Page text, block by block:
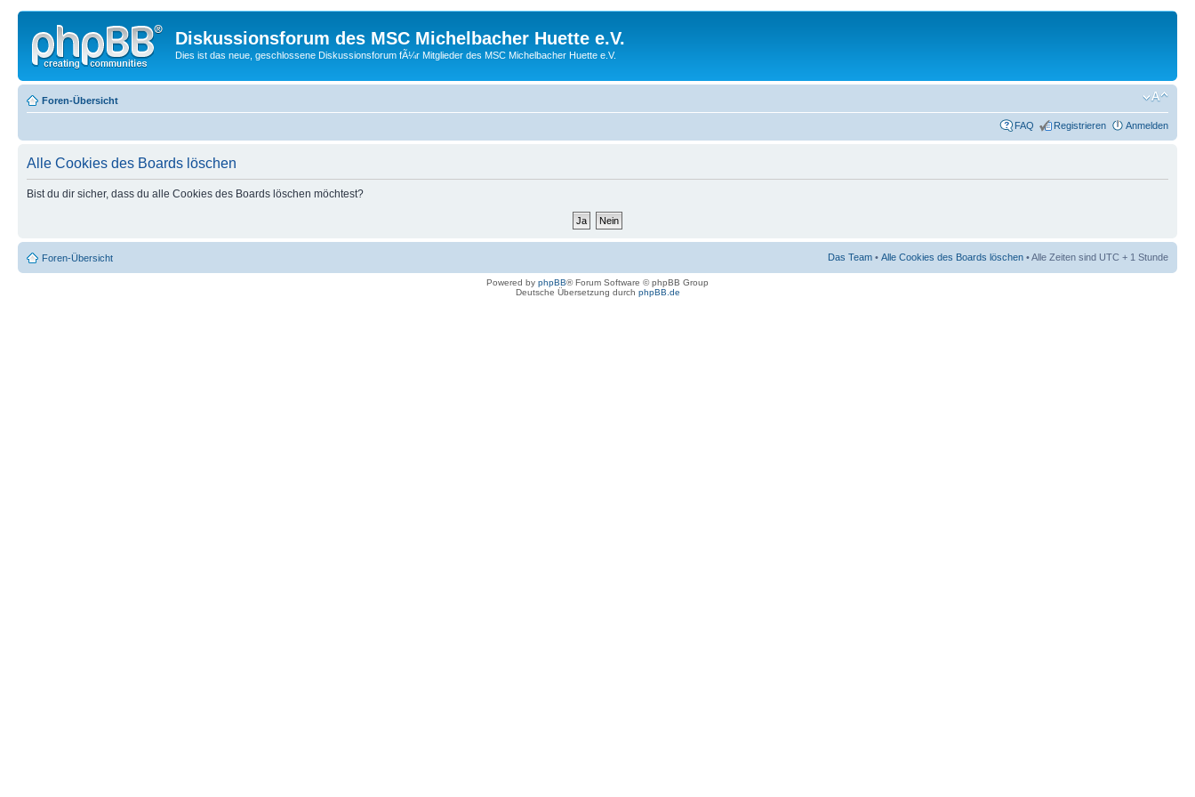
Diskussionsforum des MSC Michelbacher Huette e.V.
Dies ist das neue, geschlossene Diskussionsforum fÃ¼r Mitglieder des MSC Michelbacher Huette e.V.
Foren-Übersicht
FAQ Registrieren Anmelden
Alle Cookies des Boards löschen
Bist du dir sicher, dass du alle Cookies des Boards löschen möchtest?
Foren-Übersicht Das Team • Alle Cookies des Boards löschen • Alle Zeiten sind UTC + 1 Stunde
Powered by phpBB® Forum Software © phpBB Group
Deutsche Übersetzung durch phpBB.de